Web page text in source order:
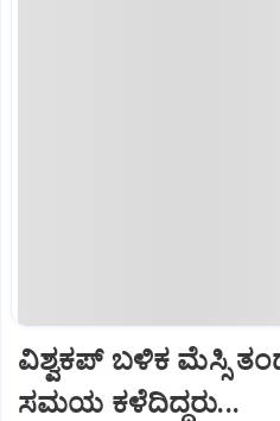
ವಿಶ್ವಕಪ್‌ ಬಳಿಕ ಮೆಸ್ಸಿ
ಸಮಯ ಕಳೆದಿದ್ದರು...